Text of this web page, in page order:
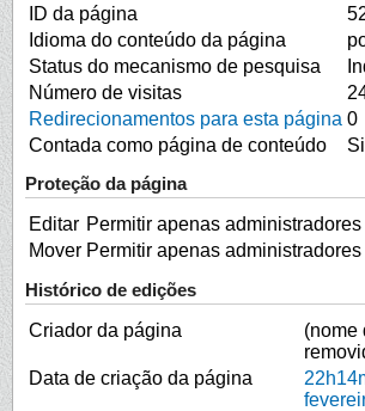
ID da página
Idioma do conteúdo da página
Status do mecanismo de pesquisa
Número de visitas
Redirecionamentos para esta página 0
Contada como página de conteúdo
Proteção da página
Editar Permitir apenas administradores
Mover Permitir apenas administradores
Histórico de edições
Criador da página
(nome
Data de criação da página